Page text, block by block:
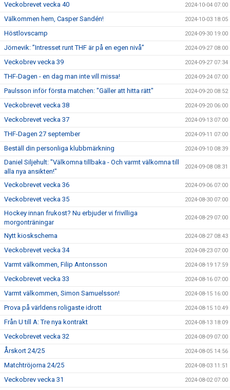
Veckobrevet vecka 40 2024-10-04 07:00
Välkommen hem, Casper Sandén! 2024-10-03 18:05
Höstlovscamp 2024-09-30 19:00
Jörnevik: ”Intresset runt THF är på en egen nivå” 2024-09-27 08:00
Veckobrev vecka 39 2024-09-27 07:34
THF-Dagen - en dag man inte vill missa! 2024-09-24 07:00
Paulsson inför första matchen: "Gäller att hitta rätt" 2024-09-20 08:52
Veckobrevet vecka 38 2024-09-20 06:00
Veckobrevet vecka 37 2024-09-13 07:00
THF-Dagen 27 september 2024-09-11 07:00
Beställ din personliga klubbmärkning 2024-09-10 08:39
Daniel Siljehult: "Välkomna tillbaka - Och varmt välkomna till
alla nya ansikten!"
2024-09-08 08:31
Veckobrevet vecka 36 2024-09-06 07:00
Veckobrevet vecka 35 2024-08-30 07:00
Hockey innan frukost? Nu erbjuder vi frivilliga
morgonträningar
2024-08-29 07:00
Nytt kioskschema 2024-08-27 08:43
Veckobrevet vecka 34 2024-08-23 07:00
Varmt välkommen, Filip Antonsson 2024-08-19 17:59
Veckobrevet vecka 33 2024-08-16 07:00
Varmt välkommen, Simon Samuelsson! 2024-08-15 16:00
Prova på världens roligaste idrott 2024-08-15 10:49
Från U till A: Tre nya kontrakt 2024-08-13 18:09
Veckobrevet vecka 32 2024-08-09 07:00
Årskort 24/25 2024-08-05 14:56
Matchtröjorna 24/25 2024-08-03 11:51
Veckobrev vecka 31 2024-08-02 07:00